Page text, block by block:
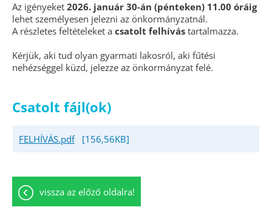
Az igényeket 2026. január 30-án (pénteken) 11.00 óráig
lehet személyesen jelezni az önkormányzatnál.
A részletes feltételeket a csatolt felhívás tartalmazza.
Kérjük, aki tud olyan gyarmati lakosról, aki fűtési
nehézséggel küzd, jelezze az önkormányzat felé.
Csatolt fájl(ok)
FELHÍVÁS.pdf [156,56KB]
vissza az előző oldalra!